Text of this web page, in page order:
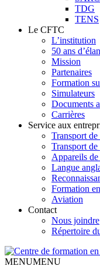
TDG
TENS
Le CFTC
L’institution
50 ans d’élan
Mission
Partenaires
Formation
Simulateurs
Documents
Carrières
Service aux
Transport de
Transport de
Appareils
Langue
Formation
Aviation
Contact
Nous joindre
Répertoire
MENUMENU